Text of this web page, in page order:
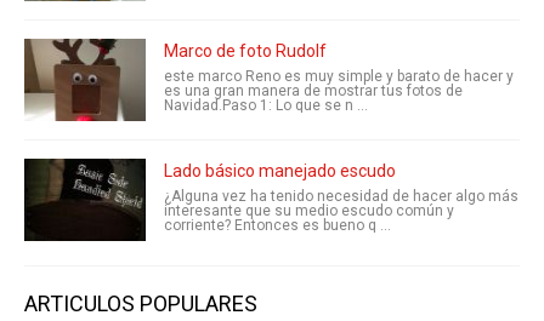
Marco de foto Rudolf
este marco Reno es muy simple y barato de hacer y
es una gran manera de mostrar tus fotos de
Navidad.Paso 1: Lo que se n ...
Lado básico manejado escudo
¿Alguna vez ha tenido necesidad de hacer algo más
interesante que su medio escudo común y
corriente? Entonces es bueno q ...
ARTICULOS POPULARES